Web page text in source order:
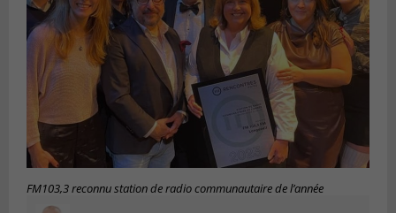
FM103,3 reconnu station de radio communautaire de l’année